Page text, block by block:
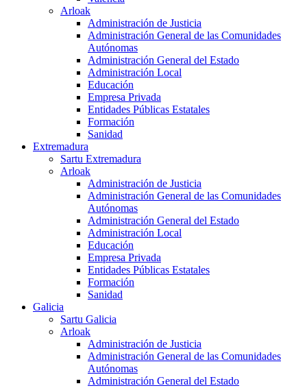
Arloak
Administración de Justicia
Administración General de las Comunidades
Autónomas
Administración General del Estado
Administración Local
Educación
Empresa Privada
Entidades Públicas Estatales
Formación
Sanidad
Extremadura
Sartu Extremadura
Arloak
Administración de Justicia
Administración General de las Comunidades
Autónomas
Administración General del Estado
Administración Local
Educación
Empresa Privada
Entidades Públicas Estatales
Formación
Sanidad
Galicia
Sartu Galicia
Arloak
Administración de Justicia
Administración General de las Comunidades
Autónomas
Administración General del Estado